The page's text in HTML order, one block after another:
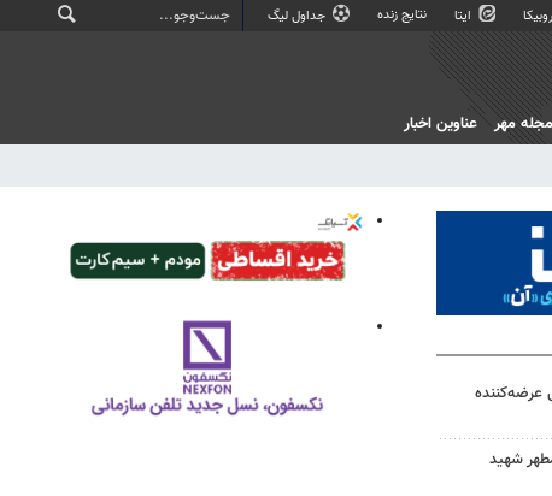
روبیکا ایتا نتایج زنده جداول لیگ
مجله مهر عناوین اخبار
ریالی عرضه‌کننده
شهید